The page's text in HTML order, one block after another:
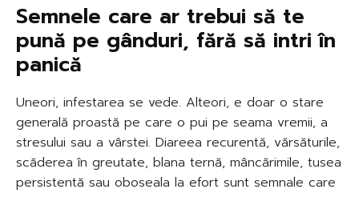
Semnele care ar trebui să te
pună pe gânduri, fără să intri în
panică
Uneori, infestarea se vede. Alteori, e doar o stare
generală proastă pe care o pui pe seama vremii, a
stresului sau a vârstei. Diareea recurentă, vărsăturile,
scăderea în greutate, blana ternă, mâncărimile, tusea
persistentă sau oboseala la efort sunt semnale care